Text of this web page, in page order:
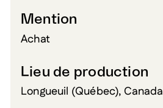
Mention
Achat
Lieu de production
Longueuil (Québec), Canada